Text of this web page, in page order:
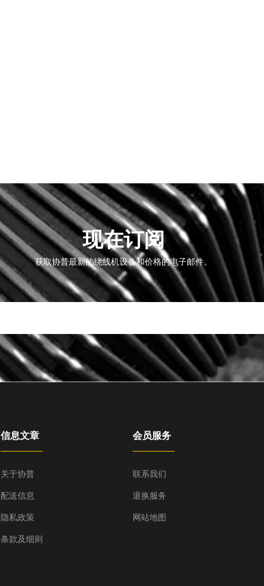
现在订阅
获取协普最新的绕线机设备和价格的电子邮件。
信息文章
关于协普
配送信息
隐私政策
条款及细则
会员服务
联系我们
退换服务
网站地图